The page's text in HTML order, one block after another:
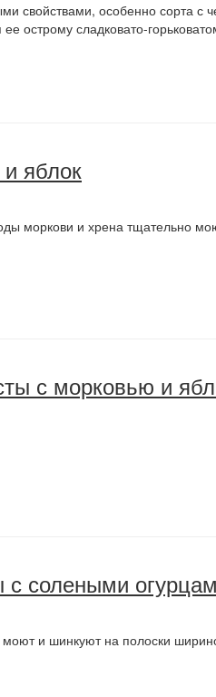
свойствами, особенно сорта с
острому сладковато-
яблок
моркови и хрена тщательно
с морковью и
с солеными
и шинкуют на полоски